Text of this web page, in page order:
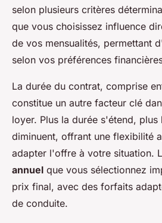
selon plusieurs critères
que vous choisissez influence
de vos mensualités, permettant
selon vos préférences
La durée du contrat, comprise
constitue un autre facteur clé
loyer. Plus la durée s'étend, plus
diminuent, offrant une flexibilité
adapter l'offre à votre situation.
annuel que vous sélectionnez
prix final, avec des forfaits
de conduite.